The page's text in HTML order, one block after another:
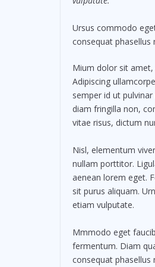
Ursus commodo
consequat
Mium dolor sit
Adipiscing
semper id ut
diam fringilla non,
vitae risus, dictum
Nisl, elementum
nullam porttitor.
aenean lorem eget.
sit purus aliquam.
etiam vulputate.
Mmmodo eget
fermentum. Diam
consequat